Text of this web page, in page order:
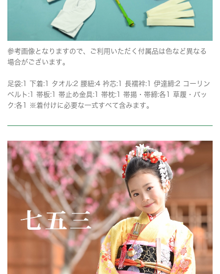
参考画像となりますので、ご利用いただく付属品は色など異なる
場合がございます。
足袋:1 下着:1 タオル:2 腰紐:4 衿芯:1 長襦袢:1 伊達締:2 コーリン
ベルト:1 帯板:1 帯止め金具:1 帯枕:1 帯揚・帯締:各1 草履・バッ
ク:各1 ※着付けに必要な一式すべて含みます。